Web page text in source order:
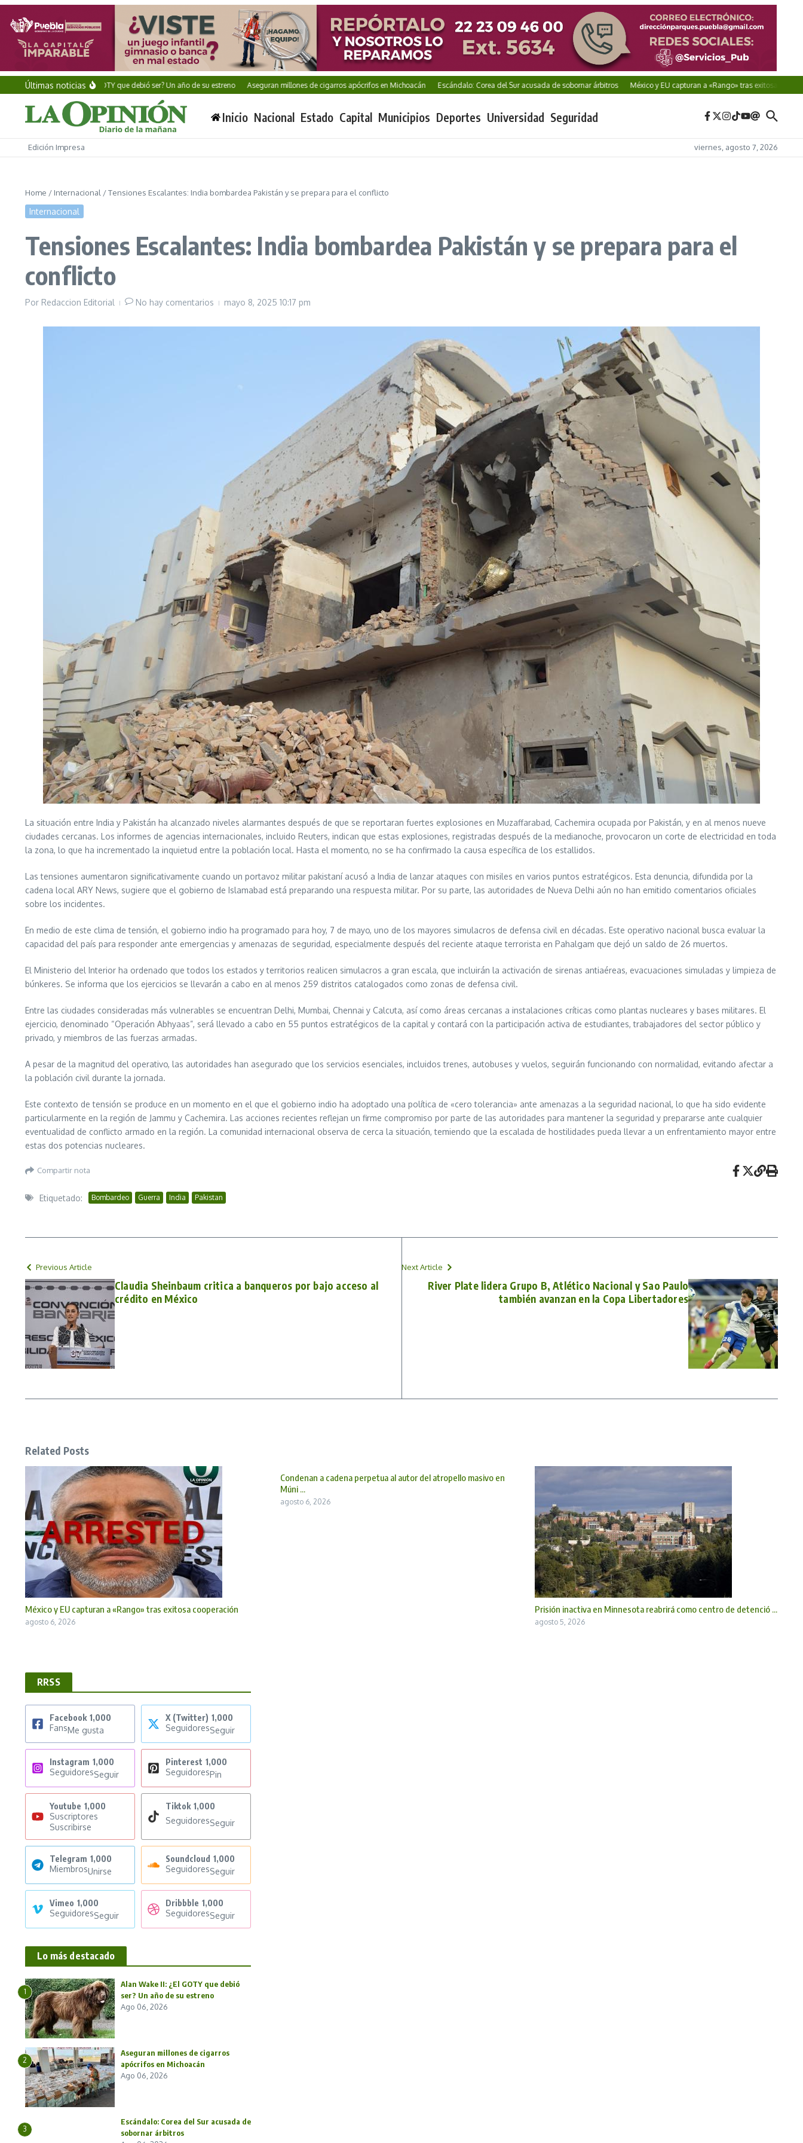
Saltar al contenido
Últimas noticias
Alan Wake II: ¿El GOTY que debió ser? Un año de su estreno Aseguran millones de cigarros apócrifos en Michoacán Escándalo: Corea del Sur acusada de sobornar árbitros México y EU capturan a «Rango» tras exitosa cooperación
Inicio Nacional Estado Capital Municipios Deportes Universidad Seguridad
Edición Impresa viernes, agosto 7, 2026
Home / Internacional /Tensiones Escalantes: India bombardea Pakistán y se prepara para el conflicto
Internacional
Tensiones Escalantes: India bombardea Pakistán y se prepara para el
conflicto
Por Redaccion Editorial No hay comentarios mayo 8, 2025 10:17 pm
La situación entre India y Pakistán ha alcanzado niveles alarmantes después de que se reportaran fuertes explosiones en Muzaffarabad, Cachemira ocupada por Pakistán, y en al menos nueve
ciudades cercanas. Los informes de agencias internacionales, incluido Reuters, indican que estas explosiones, registradas después de la medianoche, provocaron un corte de electricidad en toda
la zona, lo que ha incrementado la inquietud entre la población local. Hasta el momento, no se ha confirmado la causa específica de los estallidos.
Las tensiones aumentaron significativamente cuando un portavoz militar pakistaní acusó a India de lanzar ataques con misiles en varios puntos estratégicos. Esta denuncia, difundida por la
cadena local ARY News, sugiere que el gobierno de Islamabad está preparando una respuesta militar. Por su parte, las autoridades de Nueva Delhi aún no han emitido comentarios oficiales
sobre los incidentes.
En medio de este clima de tensión, el gobierno indio ha programado para hoy, 7 de mayo, uno de los mayores simulacros de defensa civil en décadas. Este operativo nacional busca evaluar la
capacidad del país para responder ante emergencias y amenazas de seguridad, especialmente después del reciente ataque terrorista en Pahalgam que dejó un saldo de 26 muertos.
El Ministerio del Interior ha ordenado que todos los estados y territorios realicen simulacros a gran escala, que incluirán la activación de sirenas antiaéreas, evacuaciones simuladas y limpieza de
búnkeres. Se informa que los ejercicios se llevarán a cabo en al menos 259 distritos catalogados como zonas de defensa civil.
Entre las ciudades consideradas más vulnerables se encuentran Delhi, Mumbai, Chennai y Calcuta, así como áreas cercanas a instalaciones críticas como plantas nucleares y bases militares. El
ejercicio, denominado “Operación Abhyaas”, será llevado a cabo en 55 puntos estratégicos de la capital y contará con la participación activa de estudiantes, trabajadores del sector público y
privado, y miembros de las fuerzas armadas.
A pesar de la magnitud del operativo, las autoridades han asegurado que los servicios esenciales, incluidos trenes, autobuses y vuelos, seguirán funcionando con normalidad, evitando afectar a
la población civil durante la jornada.
Este contexto de tensión se produce en un momento en el que el gobierno indio ha adoptado una política de «cero tolerancia» ante amenazas a la seguridad nacional, lo que ha sido evidente
particularmente en la región de Jammu y Cachemira. Las acciones recientes reflejan un firme compromiso por parte de las autoridades para mantener la seguridad y prepararse ante cualquier
eventualidad de conflicto armado en la región. La comunidad internacional observa de cerca la situación, temiendo que la escalada de hostilidades pueda llevar a un enfrentamiento mayor entre
estas dos potencias nucleares.
Compartir nota
Etiquetado: Bombardeo Guerra India Pakistan
Previous Article
Claudia Sheinbaum critica a banqueros por bajo acceso al
crédito en México
Next Article
River Plate lidera Grupo B, Atlético Nacional y Sao Paulo
también avanzan en la Copa Libertadores
Related Posts
México y EU capturan a «Rango» tras exitosa cooperación
agosto 6, 2026
Condenan a cadena perpetua al autor del atropello masivo en
Múni ...
agosto 6, 2026
Prisión inactiva en Minnesota reabrirá como centro de detenció ...
agosto 5, 2026
RRSS
Facebook 1,000
FansMe gusta
X (Twitter) 1,000
SeguidoresSeguir
Instagram 1,000
SeguidoresSeguir
Pinterest 1,000
SeguidoresPin
Youtube 1,000
Suscriptores
Suscribirse
Tiktok 1,000
SeguidoresSeguir
Telegram 1,000
MiembrosUnirse
Soundcloud 1,000
SeguidoresSeguir
Vimeo 1,000
SeguidoresSeguir
Dribbble 1,000
SeguidoresSeguir
Lo más destacado
1
Alan Wake II: ¿El GOTY que debió
ser? Un año de su estreno
Ago 06, 2026
2
Aseguran millones de cigarros
apócrifos en Michoacán
Ago 06, 2026
3
Escándalo: Corea del Sur acusada de
sobornar árbitros